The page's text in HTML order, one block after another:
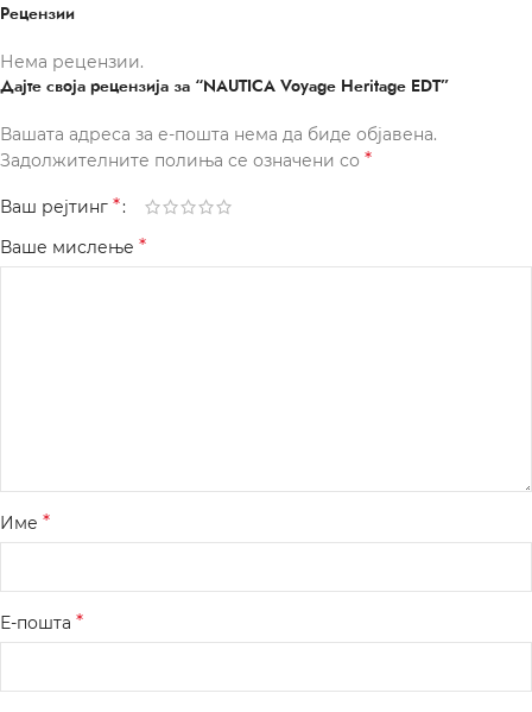
Рецензии
Нема рецензии.
Дајте своја рецензија за “NAUTICA Voyage Heritage EDT”
Вашата адреса за е-пошта нема да биде објавена.
Задолжителните полиња се означени со *
Ваш рејтинг *
Ваше мислење *
Име *
Е-пошта *